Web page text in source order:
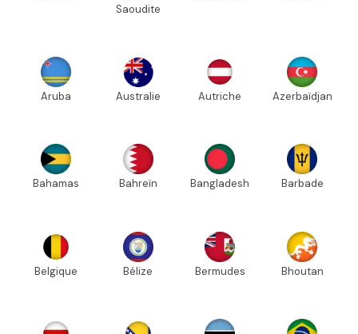
Saoudite
Aruba Australie Autriche Azerbaïdjan
Bahamas Bahreïn Bangladesh Barbade
Belgique Bélize Bermudes Bhoutan